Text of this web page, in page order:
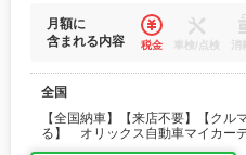
月額に
含まれる内容
税金 車検/点検
全国
【全国納車】【来店不要】【クル
る】 オリックス自動車マイカー